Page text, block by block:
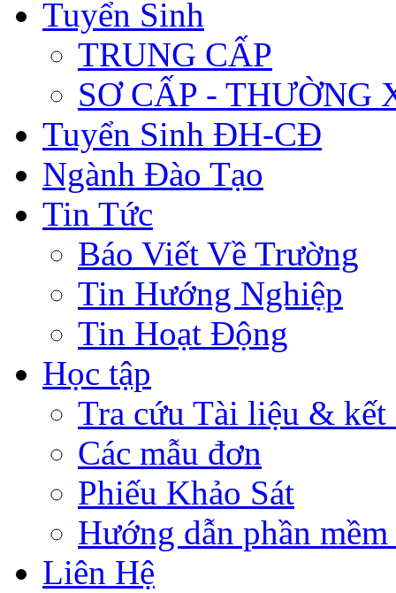
Tuyển Sinh
TRUNG CẤP
SƠ CẤP - THƯỜNG
Tuyển Sinh ĐH-CĐ
Ngành Đào Tạo
Tin Tức
Báo Viết Về Trường
Tin Hướng Nghiệp
Tin Hoạt Động
Học tập
Tra cứu Tài liệu & kết
Các mẫu đơn
Phiếu Khảo Sát
Hướng dẫn phần
Liên Hệ